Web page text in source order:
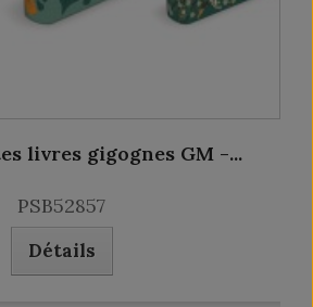
livres gigognes GM -...
PSB52857
Détails